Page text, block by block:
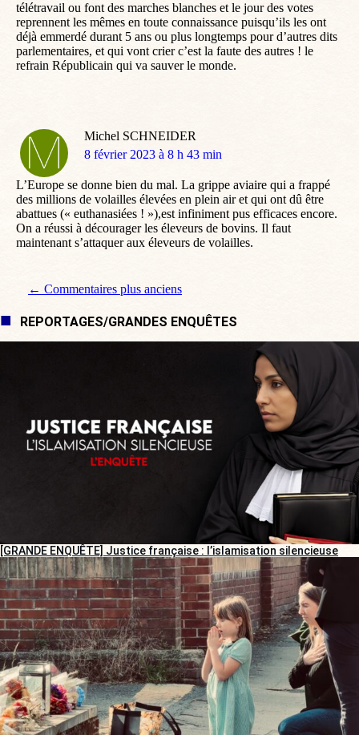
télétravail ou font des marches blanches et le jour des votes
reprennent les mêmes en toute connaissance puisqu’ils les ont
déjà emmerdé durant 5 ans ou plus longtemps pour d’autres dits
parlementaires, et qui vont crier c’est la faute des autres ! le
refrain Républicain qui va sauver le monde.
Michel SCHNEIDER
dit
8 février 2023 à 8 h 43 min
L’Europe se donne bien du mal. La grippe aviaire qui a frappé
des millions de volailles élevées en plein air et qui ont dû être
abattues (« euthanasiées ! »),est infiniment pus efficaces encore.
On a réussi à décourager les éleveurs de bovins. Il faut
maintenant s’attaquer aux éleveurs de volailles.
Navigation de commentaire
← Commentaires plus anciens
REPORTAGES/GRANDES ENQUÊTES
[GRANDE ENQUÊTE] Justice française : l’islamisation silencieuse